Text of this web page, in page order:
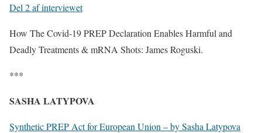
Del 2 af interviewet
How The Covid-19 PREP Declaration Enables Harmful and
Deadly Treatments & mRNA Shots: James Roguski.
***
SASHA LATYPOVA
Synthetic PREP Act for European Union – by Sasha Latypova